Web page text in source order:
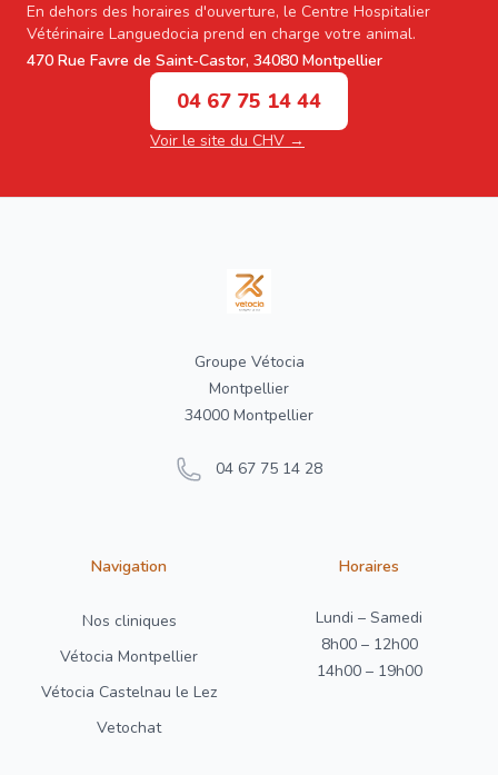
En dehors des horaires d'ouverture, le Centre Hospitalier
Vétérinaire Languedocia prend en charge votre animal.
470 Rue Favre de Saint-Castor, 34080 Montpellier
04 67 75 14 44
Voir le site du CHV →
Groupe Vétocia
Montpellier
34000 Montpellier
04 67 75 14 28
Navigation
Nos cliniques
Vétocia Montpellier
Vétocia Castelnau le Lez
Vetochat
Horaires
Lundi – Samedi
8h00 – 12h00
14h00 – 19h00